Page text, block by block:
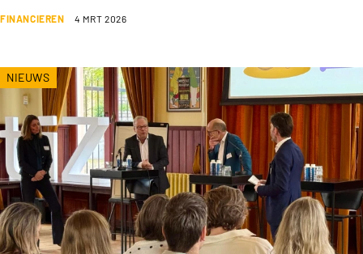
FINANCIEREN 4 MRT 2026
NIEUWS